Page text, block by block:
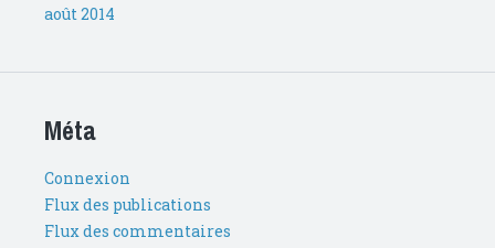
août 2014
Méta
Connexion
Flux des publications
Flux des commentaires